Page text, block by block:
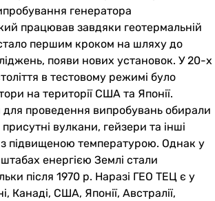
генератора
працював завдяки геотермальній
стало першим кроком на шляху до
появи нових установок. У 20-х
в тестовому режимі було
на території США та Японії.
проведення випробувань обирали
вулкани, гейзери та інші
з підвищеною температурою. Однак у
енергією Землі стали
після 1970 р. Наразі ГЕО ТЕЦ є у
Канаді, США, Японії, Австралії,